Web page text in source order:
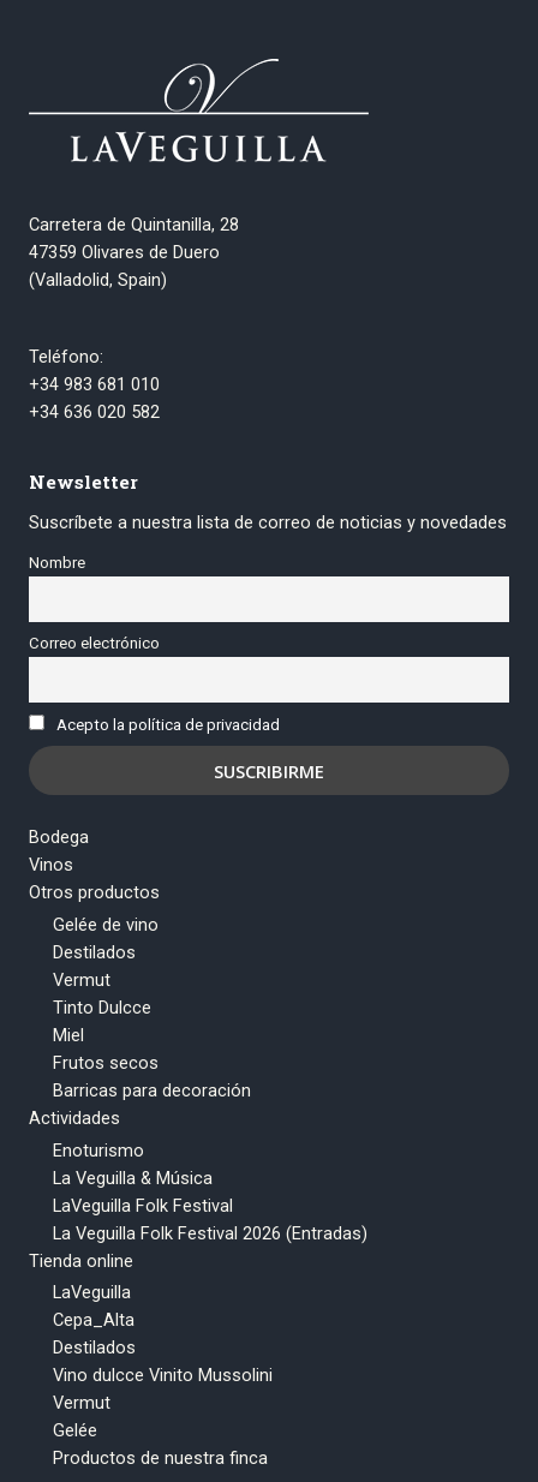
Carretera de Quintanilla, 28
47359 Olivares de Duero
(Valladolid, Spain)
Teléfono:
+34 983 681 010
+34 636 020 582
Newsletter
Suscríbete a nuestra lista de correo de noticias y novedades
Nombre
Correo electrónico
Acepto la política de privacidad
Bodega
Vinos
Otros productos
Gelée de vino
Destilados
Vermut
Tinto Dulcce
Miel
Frutos secos
Barricas para decoración
Actividades
Enoturismo
La Veguilla & Música
LaVeguilla Folk Festival
La Veguilla Folk Festival 2026 (Entradas)
Tienda online
LaVeguilla
Cepa_Alta
Destilados
Vino dulcce Vinito Mussolini
Vermut
Gelée
Productos de nuestra finca